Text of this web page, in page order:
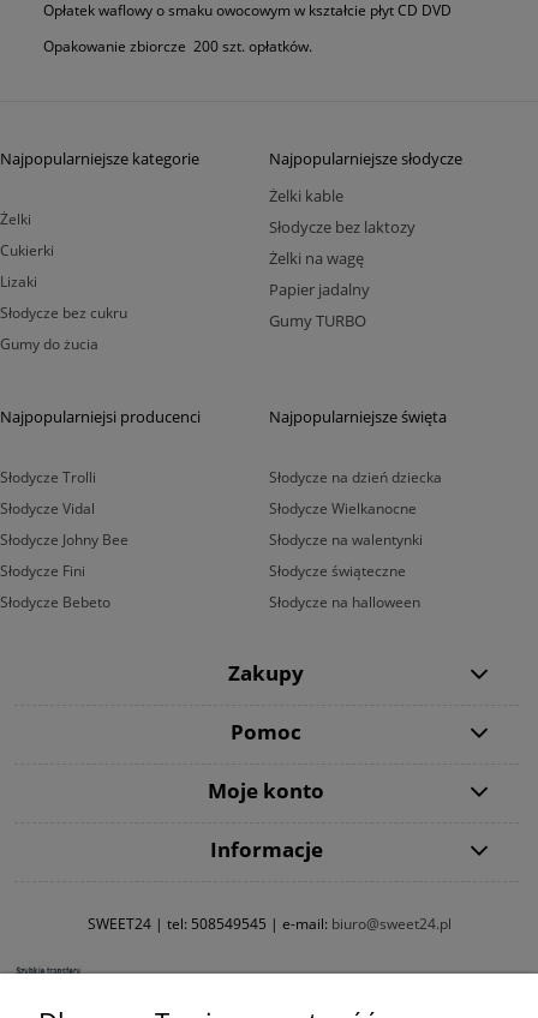
Opłatek waflowy o smaku owocowym w kształcie płyt CD DVD
Opakowanie zbiorcze 200 szt. opłatków.
Najpopularniejsze kategorie
Żelki
Cukierki
Lizaki
Słodycze bez cukru
Gumy do żucia
Najpopularniejsze słodycze
Żelki kable
Słodycze bez laktozy
Żelki na wagę
Papier jadalny
Gumy TURBO
Najpopularniejsi producenci
Słodycze Trolli
Słodycze Vidal
Słodycze Johny Bee
Słodycze Fini
Słodycze Bebeto
Najpopularniejsze święta
Słodycze na dzień dziecka
Słodycze Wielkanocne
Słodycze na walentynki
Słodycze świąteczne
Słodycze na halloween
Zakupy
Pomoc
Moje konto
Informacje
SWEET24 | tel: 508549545 | e-mail: biuro@sweet24.pl